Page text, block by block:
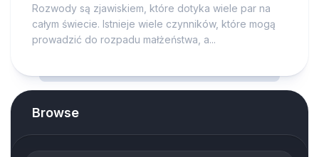
Rozwody są zjawiskiem, które dotyka wiele par na
całym świecie. Istnieje wiele czynników, które mogą
prowadzić do rozpadu małżeństwa, a...
Browse